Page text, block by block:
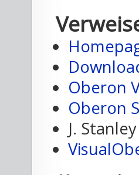
Oberon
Oberon
J.